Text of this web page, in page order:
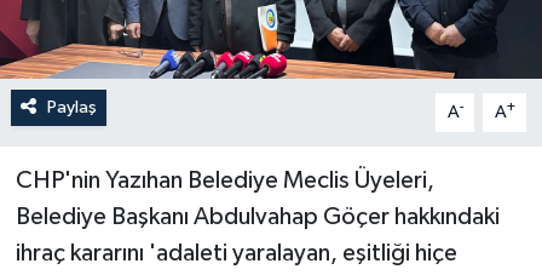
Paylaş A- A+
CHP'nin Yazıhan Belediye Meclis Üyeleri,
Belediye Başkanı Abdulvahap Göçer hakkındaki
ihraç kararını 'adaleti yaralayan, eşitliği hiçe